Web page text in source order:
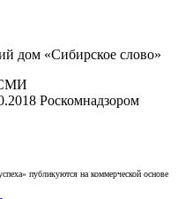
дом «Сибирское слово»
СМИ
Роскомнадзором
публикуются на коммерческой основе